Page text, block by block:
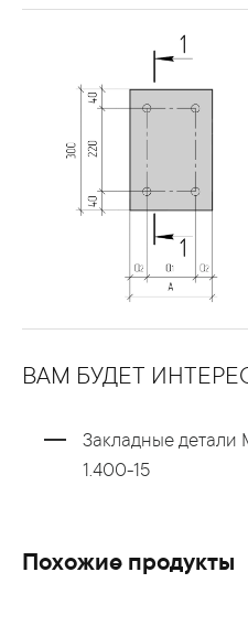
ВАМ БУДЕТ
Закладные детали
1.400-15
Похожие продукты